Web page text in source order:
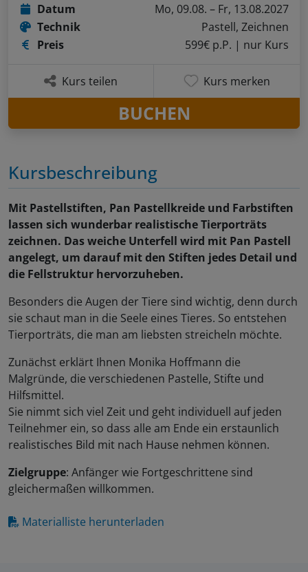
Kursbeschreibung
Mit Pastellstiften, Pan Pastellkreide und Farbstiften
lassen sich wunderbar realistische Tierporträts
zeichnen. Das weiche Unterfell wird mit Pan Pastell
angelegt, um darauf mit den Stiften jedes Detail und
die Fellstruktur hervorzuheben.
Besonders die Augen der Tiere sind wichtig, denn durch
sie schaut man in die Seele eines Tieres. So entstehen
Tierporträts, die man am liebsten streicheln möchte.
Zunächst erklärt Ihnen Monika Hoffmann die
Malgründe, die verschiedenen Pastelle, Stifte und
Hilfsmittel.
Sie nimmt sich viel Zeit und geht individuell auf jeden
Teilnehmer ein, so dass alle am Ende ein erstaunlich
realistisches Bild mit nach Hause nehmen können.
Zielgruppe: Anfänger wie Fortgeschrittene sind
gleichermaßen willkommen.
Materialliste herunterladen
Datum
Mo, 09.08. – Fr, 13.08.2027
Technik
Pastell, Zeichnen
Preis
599€ p.P. | nur Kurs
Kurs teilen Kurs merken
BUCHEN